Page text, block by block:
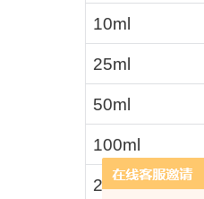
10ml
25ml
50ml
100ml
200ml